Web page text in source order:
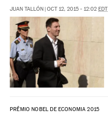
JUAN TALLÓN | OCT 12, 2015 - 12:02 EDT
PRÊMIO NOBEL DE ECONOMIA 2015